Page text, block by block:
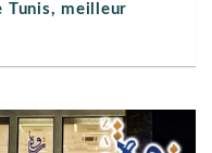
Tunis, meilleur